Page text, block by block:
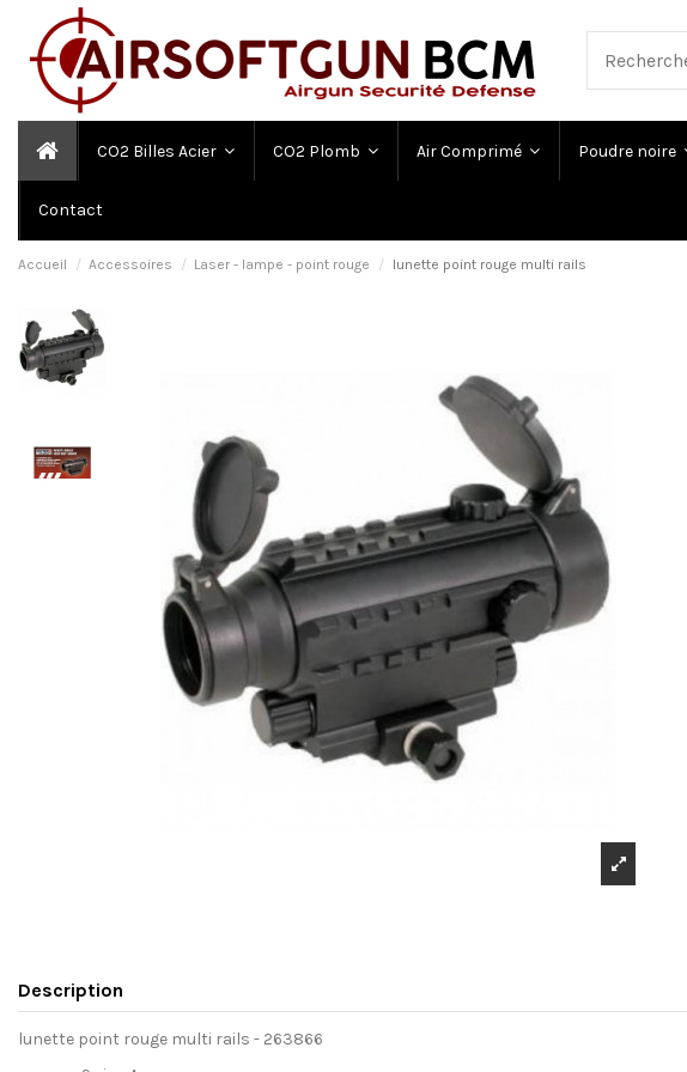
CO2 Billes Acier CO2 Plomb Air Comprimé Poudre noire
Contact
Accueil Accessoires Laser - lampe - point rouge lunette point rouge multi rails
Description
lunette point rouge multi rails - 263866